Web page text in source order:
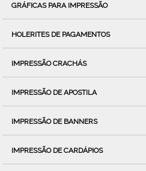
GRÁFICAS PARA IMPRESSÃO
HOLERITES DE PAGAMENTOS
IMPRESSÃO CRACHÁS
IMPRESSÃO DE APOSTILA
IMPRESSÃO DE BANNERS
IMPRESSÃO DE CARDÁPIOS